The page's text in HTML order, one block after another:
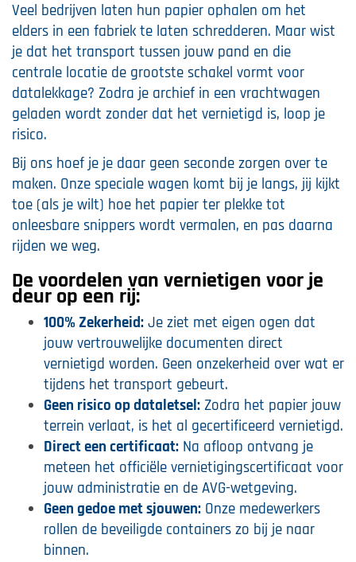
Veel bedrijven laten hun papier ophalen om het
elders in een fabriek te laten schredderen. Maar wist
je dat het transport tussen jouw pand en die
centrale locatie de grootste schakel vormt voor
datalekkage? Zodra je archief in een vrachtwagen
geladen wordt zonder dat het vernietigd is, loop je
risico.
Bij ons hoef je je daar geen seconde zorgen over te
maken. Onze speciale wagen komt bij je langs, jij kijkt
toe (als je wilt) hoe het papier ter plekke tot
onleesbare snippers wordt vermalen, en pas daarna
rijden we weg.
De voordelen van vernietigen voor je
deur op een rij:
100% Zekerheid: Je ziet met eigen ogen dat
jouw vertrouwelijke documenten direct
vernietigd worden. Geen onzekerheid over wat er
tijdens het transport gebeurt.
Geen risico op dataletsel: Zodra het papier jouw
terrein verlaat, is het al gecertificeerd vernietigd.
Direct een certificaat: Na afloop ontvang je
meteen het officiële vernietigingscertificaat voor
jouw administratie en de AVG-wetgeving.
Geen gedoe met sjouwen: Onze medewerkers
rollen de beveiligde containers zo bij je naar
binnen.